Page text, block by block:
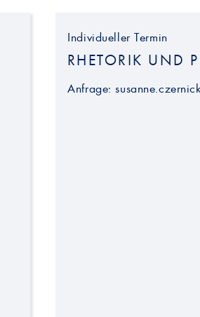
Individueller Termin
RHETORIK UND
Anfrage: